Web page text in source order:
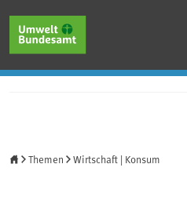
Themen Wirtschaft | Konsum